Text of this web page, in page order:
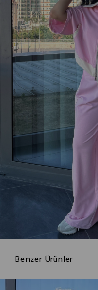
Benzer Ürünler